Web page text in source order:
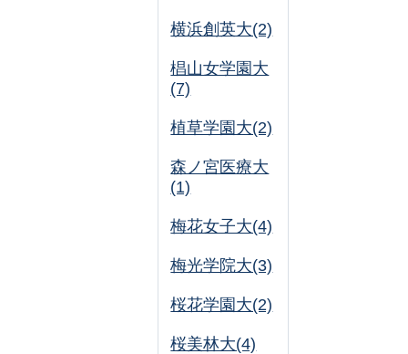
横浜創英大(2)
椙山女学園大
(7)
植草学園大(2)
森ノ宮医療大
(1)
梅花女子大(4)
梅光学院大(3)
桜花学園大(2)
桜美林大(4)